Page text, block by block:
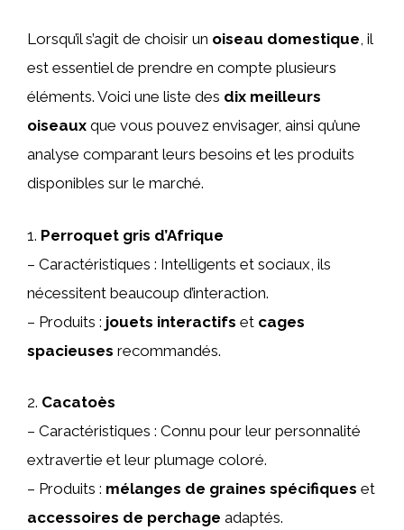
Lorsqu’il s’agit de choisir un oiseau domestique, il
est essentiel de prendre en compte plusieurs
éléments. Voici une liste des dix meilleurs
oiseaux que vous pouvez envisager, ainsi qu’une
analyse comparant leurs besoins et les produits
disponibles sur le marché.
1. Perroquet gris d’Afrique
– Caractéristiques : Intelligents et sociaux, ils
nécessitent beaucoup d’interaction.
– Produits : jouets interactifs et cages
spacieuses recommandés.
2. Cacatoès
– Caractéristiques : Connu pour leur personnalité
extravertie et leur plumage coloré.
– Produits : mélanges de graines spécifiques et
accessoires de perchage adaptés.